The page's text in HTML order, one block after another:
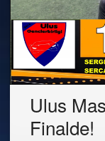
Ulus
Finalde!